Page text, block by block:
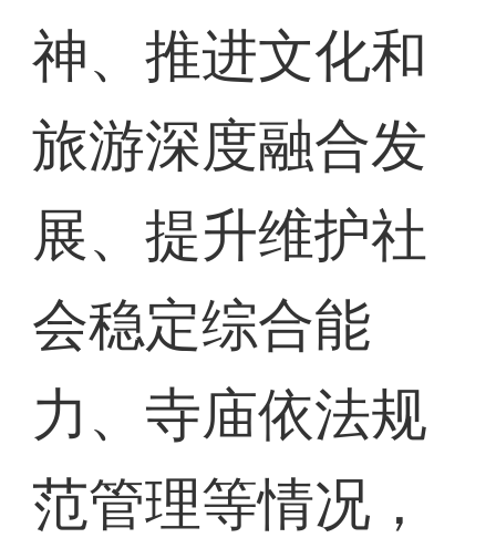
神、推进文化和
旅游深度融合发
展、提升维护社
会稳定综合能
力、寺庙依法规
范管理等情况，